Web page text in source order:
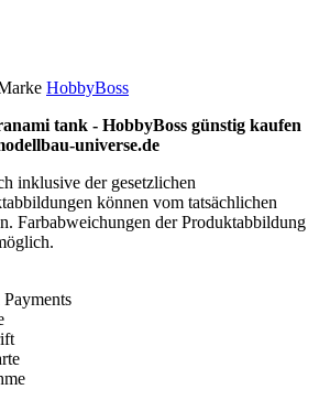
HobbyBoss
tank - HobbyBoss günstig kaufen
universe.de
inklusive der gesetzlichen
können vom tatsächlichen
Farbabweichungen der Produktabbildung